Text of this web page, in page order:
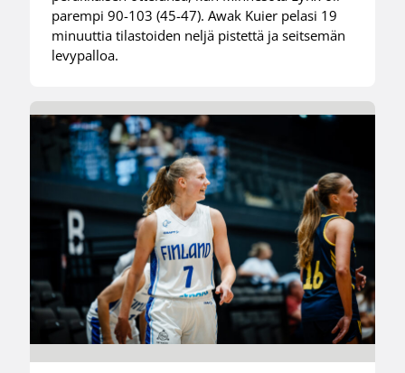
parempi 90-103 (45-47). Awak Kuier pelasi 19
minuuttia tilastoiden neljä pistettä ja seitsemän
levypalloa.